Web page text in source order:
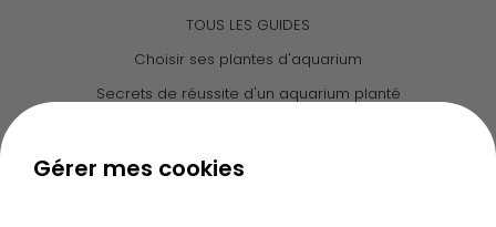
TOUS LES GUIDES
Choisir ses plantes d'aquarium
Secrets de réussite d'un aquarium planté
Le journal d'Ammannia
Gérer mes cookies